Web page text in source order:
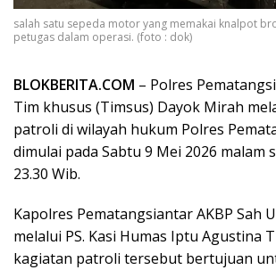
salah satu sepeda motor yang memakai knalpot
petugas dalam operasi. (foto : dok)
BLOKBERITA.COM – Polres
Tim khusus (Timsus) Dayok Mirah
patroli di wilayah hukum Polres
dimulai pada Sabtu 9 Mei 2026 malam
23.30 Wib.
Kapolres Pematangsiantar AKBP Sah
melalui PS. Kasi Humas Iptu Agustina
kagiatan patroli tersebut bertujuan